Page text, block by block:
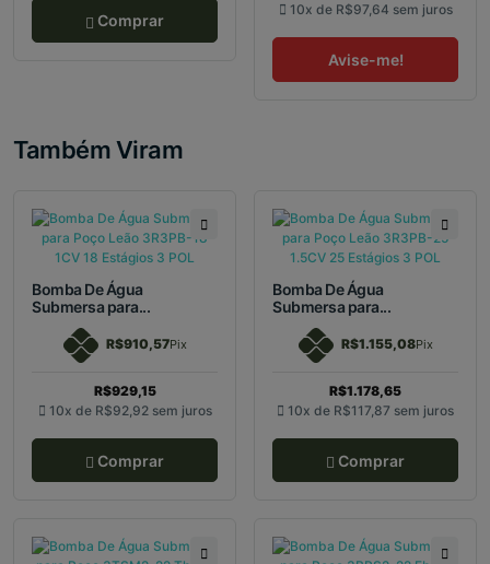
Comprar
10x de R$97,64 sem juros
Avise-me!
Também Viram
Bomba De Água
Submersa para...
R$910,57Pix
R$929,15
10x de R$92,92 sem juros
Comprar
Bomba De Água
Submersa para...
R$1.155,08Pix
R$1.178,65
10x de R$117,87 sem juros
Comprar